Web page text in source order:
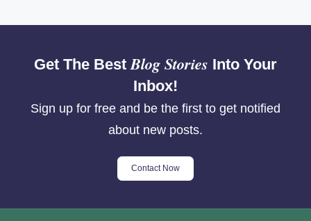
Get The Best Blog Stories Into Your
Inbox!
Sign up for free and be the first to get notified
about new posts.
Contact Now